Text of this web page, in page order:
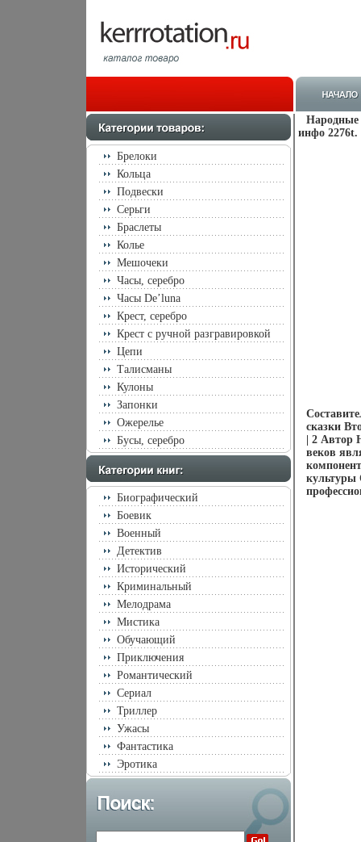
Брелоки
Кольца
Подвески
Серьги
Браслеты
Колье
Мешочеки
Часы, серебро
Часы De’luna
Крест, серебро
Крест с ручной разгравировкой
Цепи
Талисманы
Кулоны
Запонки
Ожерелье
Бусы, серебро
Биографический
Боевик
Военный
Детектив
Исторический
Криминальный
Мелодрама
Мистика
Обучающий
Приключения
Романтический
Сериал
Триллер
Ужасы
Фантастика
Эротика
Народные
инфо 2276t.
сказки
| 2 Автор
веков
культуры